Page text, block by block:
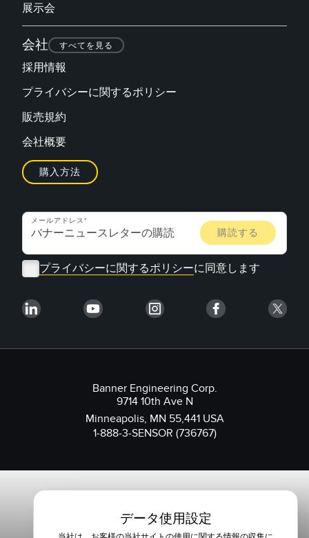
展示会
会社 すべてを見る
採用情報
プライバシーに関するポリシー
販売規約
会社概要
購入方法
メールアドレス
プライバシーに関するポリシーに同意します
Banner Engineering Corp.
9714 10th Ave N
Minneapolis, MN 55,441 USA
1-888-3-SENSOR (736767)
データ使用設定